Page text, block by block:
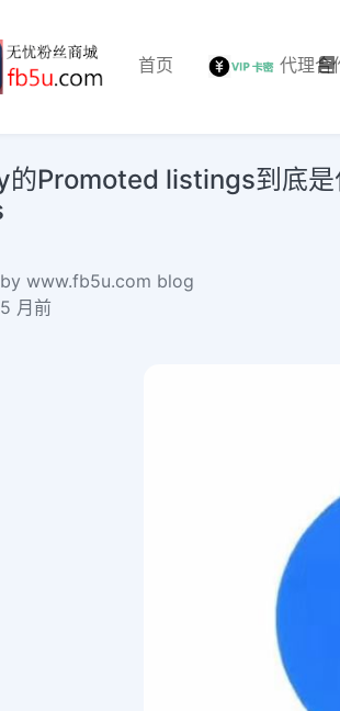
首页 代理合
的Promoted listings到底
www.fb5u.com blog
月前